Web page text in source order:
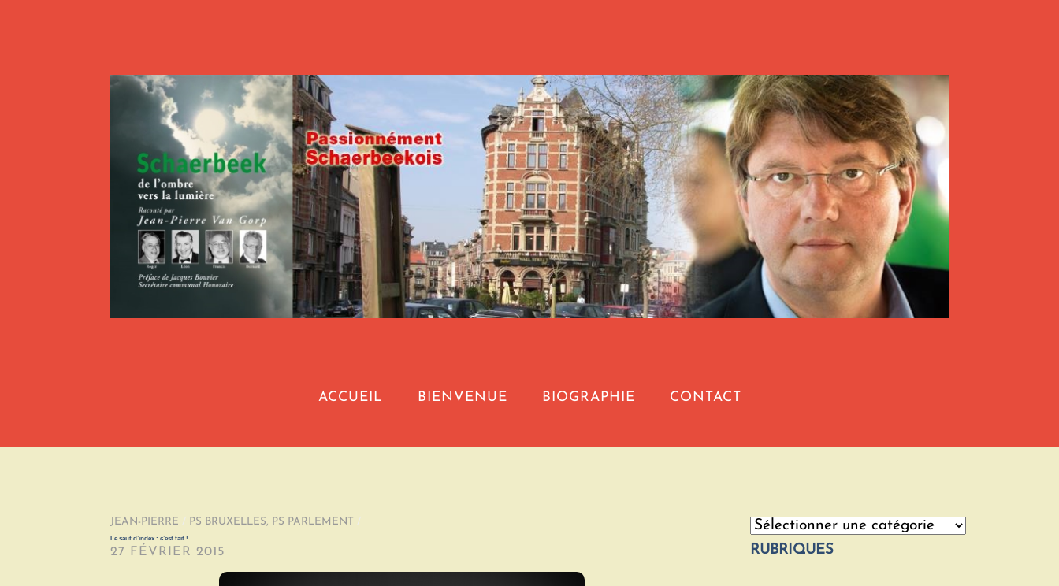
ACCUEIL BIENVENUE BIOGRAPHIE CONTACT
JEAN-PIERRE / PS BRUXELLES, PS PARLEMENT /
Le saut d’index : c’est fait !
27 FÉVRIER 2015
Catégories
RUBRIQUES